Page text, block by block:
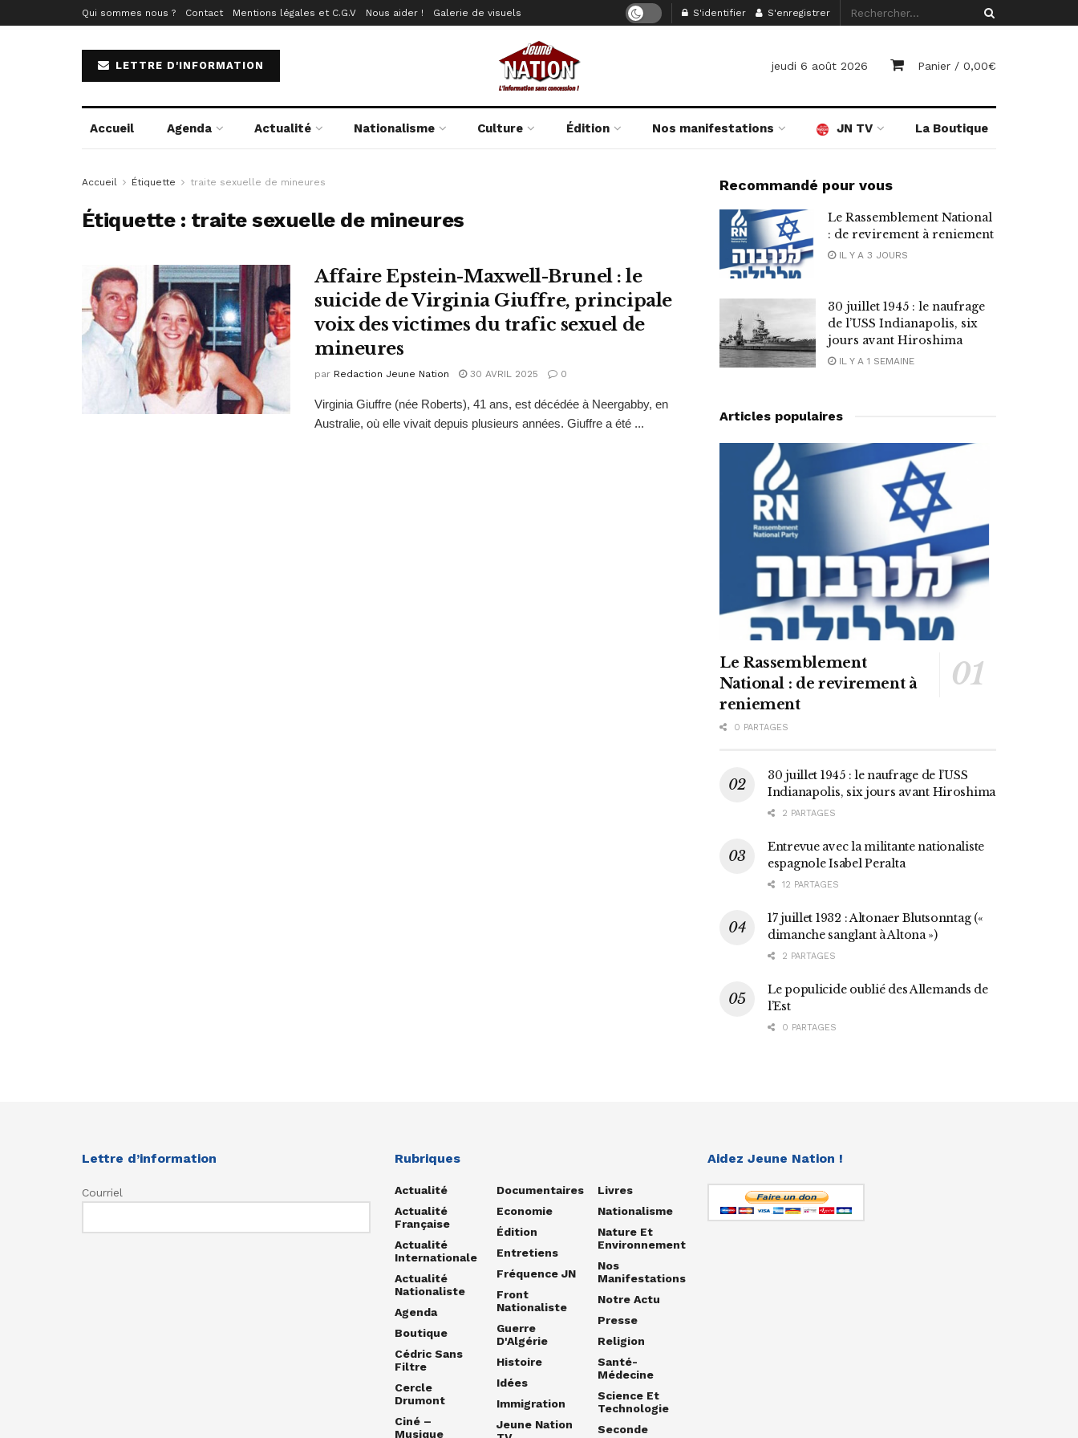
Qui sommes nous ? Contact Mentions légales et C.G.V Nous aider ! Galerie de visuels S'identifier S'enregistrer
LETTRE D'INFORMATION jeudi 6 août 2026 Panier / 0,00€
Accueil Agenda Actualité Nationalisme Culture Édition Nos manifestations JN TV La Boutique
Accueil Étiquette traite sexuelle de mineures
Étiquette : traite sexuelle de mineures
Affaire Epstein-Maxwell-Brunel : le
suicide de Virginia Giuffre, principale
voix des victimes du trafic sexuel de
mineures
par Redaction Jeune Nation 30 AVRIL 2025 0
Virginia Giuffre (née Roberts), 41 ans, est décédée à Neergabby, en
Australie, où elle vivait depuis plusieurs années. Giuffre a été ...
Recommandé pour vous
Le Rassemblement National
: de revirement à reniement
IL Y A 3 JOURS
30 juillet 1945 : le naufrage
de l’USS Indianapolis, six
jours avant Hiroshima
IL Y A 1 SEMAINE
Articles populaires
Le Rassemblement
National : de revirement à
reniement
0 PARTAGES
30 juillet 1945 : le naufrage de l’USS
Indianapolis, six jours avant Hiroshima
2 PARTAGES
Entrevue avec la militante nationaliste
espagnole Isabel Peralta
12 PARTAGES
17 juillet 1932 : Altonaer Blutsonntag («
dimanche sanglant à Altona »)
2 PARTAGES
Le populicide oublié des Allemands de
l’Est
0 PARTAGES
Lettre d’information
Courriel
Rubriques
Actualité
Actualité
Française
Actualité
Internationale
Actualité
Nationaliste
Agenda
Boutique
Cédric Sans
Filtre
Cercle
Drumont
Ciné –
Musique
Documentaires
Economie
Édition
Entretiens
Fréquence JN
Front
Nationaliste
Guerre
D'Algérie
Histoire
Idées
Immigration
Jeune Nation
Livres
Nationalisme
Nature Et
Environnement
Nos
Manifestations
Notre Actu
Presse
Religion
Santé-
Médecine
Science Et
Technologie
Seconde
Aidez Jeune Nation !